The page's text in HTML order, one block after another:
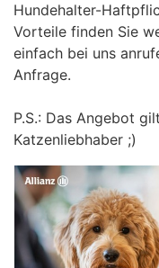
Hundehalter-
Vorteile finden Sie
einfach bei uns
Anfrage.
P.S.: Das Angebot
Katzenliebhaber ;)